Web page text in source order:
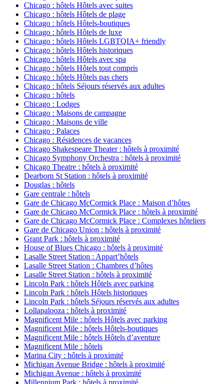
Chicago : hôtels Hôtels avec suites
Chicago : hôtels Hôtels de plage
Chicago : hôtels Hôtels-boutiques
Chicago : hôtels Hôtels de luxe
Chicago : hôtels Hôtels LGBTQIA+ friendly
Chicago : hôtels Hôtels historiques
Chicago : hôtels Hôtels avec spa
Chicago : hôtels Hôtels tout compris
Chicago : hôtels Hôtels pas chers
Chicago : hôtels Séjours réservés aux adultes
Chicago : hôtels
Chicago : Lodges
Chicago : Maisons de campagne
Chicago : Maisons de ville
Chicago : Palaces
Chicago : Résidences de vacances
Chicago Shakespeare Theater : hôtels à proximité
Chicago Symphony Orchestra : hôtels à proximité
Chicago Theatre : hôtels à proximité
Dearborn St Station : hôtels à proximité
Douglas : hôtels
Gare centrale : hôtels
Gare de Chicago McCormick Place : Maison d’hôtes
Gare de Chicago McCormick Place : hôtels à proximité
Gare de Chicago McCormick Place : Complexes hôteliers
Gare de Chicago Union : hôtels à proximité
Grant Park : hôtels à proximité
House of Blues Chicago : hôtels à proximité
Lasalle Street Station : Appart’hôtels
Lasalle Street Station : Chambres d’hôtes
Lasalle Street Station : hôtels à proximité
Lincoln Park : hôtels Hôtels avec parking
Lincoln Park : hôtels Hôtels historiques
Lincoln Park : hôtels Séjours réservés aux adultes
Lollapalooza : hôtels à proximité
Magnificent Mile : hôtels Hôtels avec parking
Magnificent Mile : hôtels Hôtels-boutiques
Magnificent Mile : hôtels Hôtels d’aventure
Magnificent Mile : hôtels
Marina City : hôtels à proximité
Michigan Avenue Bridge : hôtels à proximité
Michigan Avenue : hôtels à proximité
Millennium Park : hôtels à proximité